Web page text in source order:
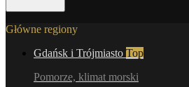
Główne regiony
Gdańsk i Trójmiasto Top
Pomorze, klimat morski